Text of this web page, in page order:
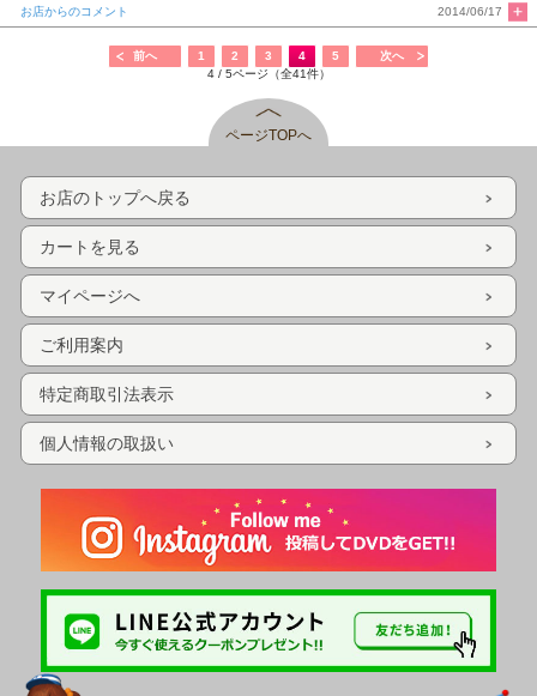
お店からのコメント 2014/06/17
前へ 1 2 3 4 5
次へ
4 / 5ページ（全41件）
ページTOPへ
お店のトップへ戻る
カートを見る
マイページへ
ご利用案内
特定商取引法表示
個人情報の取扱い